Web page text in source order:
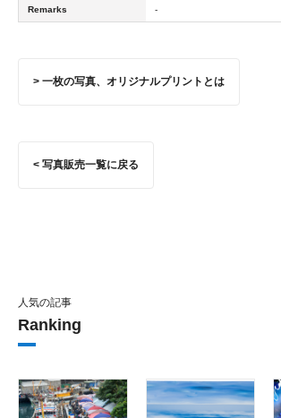
Remarks -
> 一枚の写真、オリジナルプリントとは
< 写真販売一覧に戻る
人気の記事
Ranking